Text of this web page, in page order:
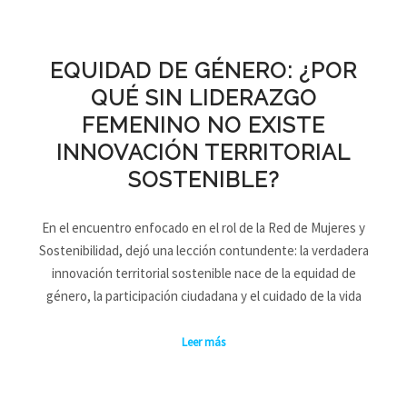
EQUIDAD DE GÉNERO: ¿POR
QUÉ SIN LIDERAZGO
FEMENINO NO EXISTE
INNOVACIÓN TERRITORIAL
SOSTENIBLE?
En el encuentro enfocado en el rol de la Red de Mujeres y
Sostenibilidad, dejó una lección contundente: la verdadera
innovación territorial sostenible nace de la equidad de
género, la participación ciudadana y el cuidado de la vida
Leer más